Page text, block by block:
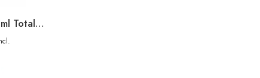
Gliss Mascarilla 300ml Total Repair